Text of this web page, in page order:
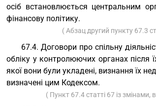
осіб встановлюється центральним
фінансову політику.
( Абзац другий пункту 67.3
67.4. Договори про спільну
обліку у контролюючих органах після
якої вони були укладені, визнання їх
визначені цим Кодексом.
( Пункт 67.4 статті 67 із змінами,